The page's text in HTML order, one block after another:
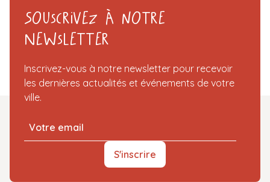
Souscrivez à notre
Newsletter
Inscrivez-vous à notre newsletter pour recevoir
les dernières actualités et événements de votre
ville.
S'inscrire